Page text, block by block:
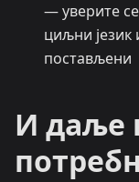
— уверите
циљни језик
постављени
И даље